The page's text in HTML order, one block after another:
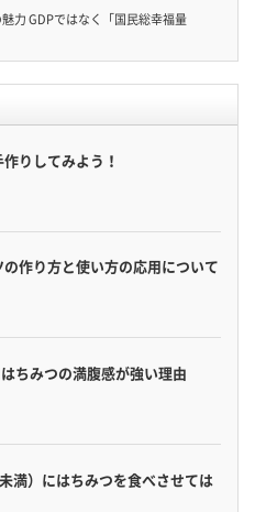
力 GDPではなく「国民総幸福量
りしてみよう！
作り方と使い方の応用について
ちみつの満腹感が強い理由
満）にはちみつを食べさせては